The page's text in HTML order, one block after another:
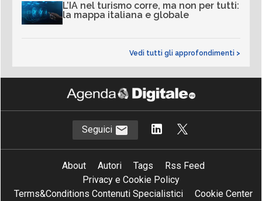
L’IA nel turismo corre, ma non per tutti:
la mappa italiana e globale
Vedi tutti gli approfondimenti >
Seguici
About Autori Tags
Rss Feed
Privacy e Cookie Policy
Terms&Conditions Contenuti Specialistici
Cookie Center